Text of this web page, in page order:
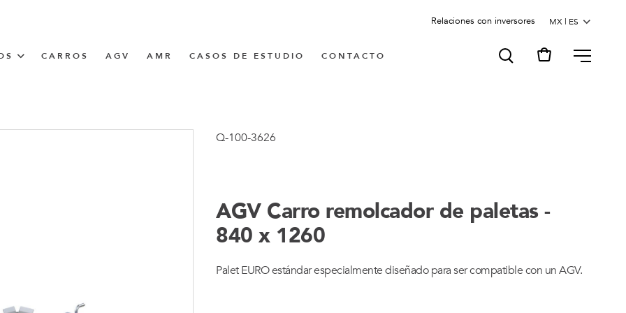
Relaciones con inversores
CARROS AGV AMR CASOS DE ESTUDIO CONTACTO MENU
Q-100-3626
AGV Carro remolcador de paletas -
840 x 1260
Palet EURO estándar especialmente diseñado para ser compatible con un AGV.